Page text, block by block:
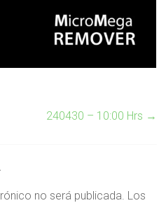
240430 – 10:00 Hrs →
no será publicada. Los